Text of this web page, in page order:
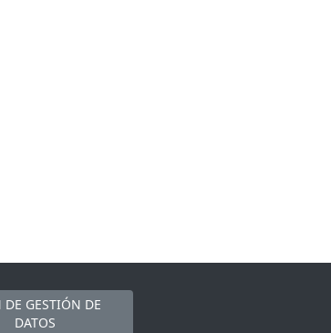
DE GESTIÓN DE
DATOS